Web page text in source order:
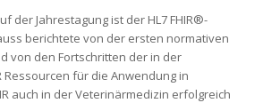
der Jahrestagung ist der HL7 FHIR®-
berichtete von der ersten normativen
von den Fortschritten der in der
Ressourcen für die Anwendung in
auch in der Veterinärmedizin erfolgreich